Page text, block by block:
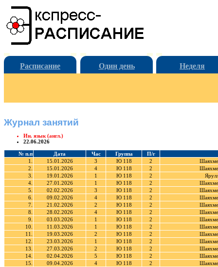
Расписание Один день Неделя
Журнал занятий
Ин. язык (англ.)
22.06.2026
№ п.п Дата Час Группа
П/г
1.
15.01.2026 3 Ю 118 2
2.
15.01.2026 4 Ю 118 2
3.
19.01.2026 1 Ю 118 2
4.
27.01.2026 1 Ю 118 2
5.
02.02.2026 3 Ю 118 2
6.
09.02.2026 4 Ю 118 2
7.
21.02.2026 2 Ю 118 2
8.
28.02.2026 4 Ю 118 2
9.
03.03.2026 1 Ю 118 2
10.
11.03.2026 1 Ю 118 2
11.
19.03.2026 2 Ю 118 2
12.
23.03.2026 1 Ю 118 2
13.
27.03.2026 2 Ю 118 2
14.
02.04.2026 5 Ю 118 2
15.
09.04.2026 4 Ю 118 2